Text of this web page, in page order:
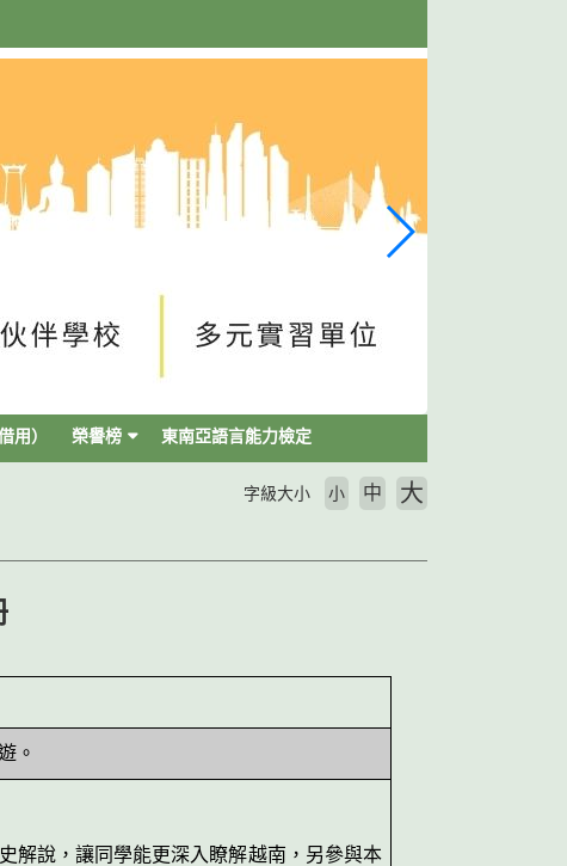
用） 榮譽榜 東南亞語言能力檢定
字級大小 小 中 大
。
解說，讓同學能更深入瞭解越南，另參與本